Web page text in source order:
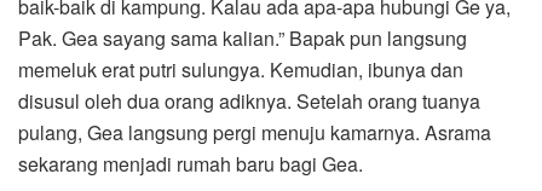
baik-baik di kampung. Kalau ada apa-apa hubungi Ge ya,
Pak. Gea sayang sama kalian.” Bapak pun langsung
memeluk erat putri sulungya. Kemudian, ibunya dan
disusul oleh dua orang adiknya. Setelah orang tuanya
pulang, Gea langsung pergi menuju kamarnya. Asrama
sekarang menjadi rumah baru bagi Gea.